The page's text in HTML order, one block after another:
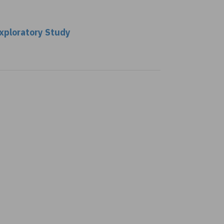
Study